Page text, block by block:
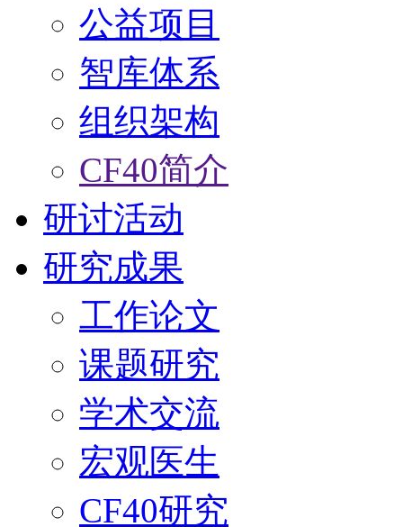
公益项目
智库体系
组织架构
CF40简介
研讨活动
研究成果
工作论文
课题研究
学术交流
宏观医生
CF40研究